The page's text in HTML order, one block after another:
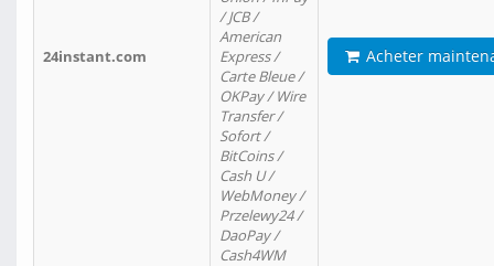
24instant.com
/ JCB /
American
Express /
Carte Bleue /
OKPay / Wire
Transfer /
Sofort /
BitCoins /
Cash U /
WebMoney /
Przelewy24 /
DaoPay /
Cash4WM
Acheter